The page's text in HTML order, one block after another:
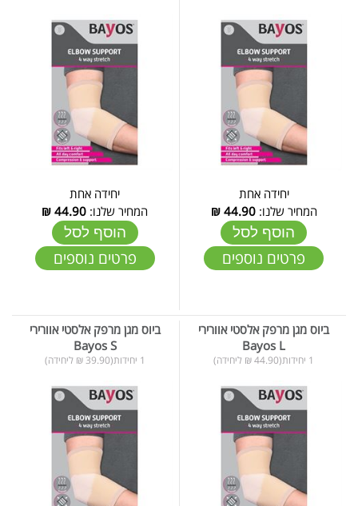
יחידה אחת
המחיר שלנו:44.90
₪
הוסף לסל
פרטים נוספים
יחידה אחת
המחיר שלנו: 44.90
₪
הוסף לסל
פרטים נוספים
ביוס מגן מרפק אלסטי אוורירי
Bayos L
1 יחידות(44.90 ₪ ליחידה)
ביוס מגן מרפק אלסטי אוורירי
Bayos S
1 יחידות(39.90 ₪ ליחידה)